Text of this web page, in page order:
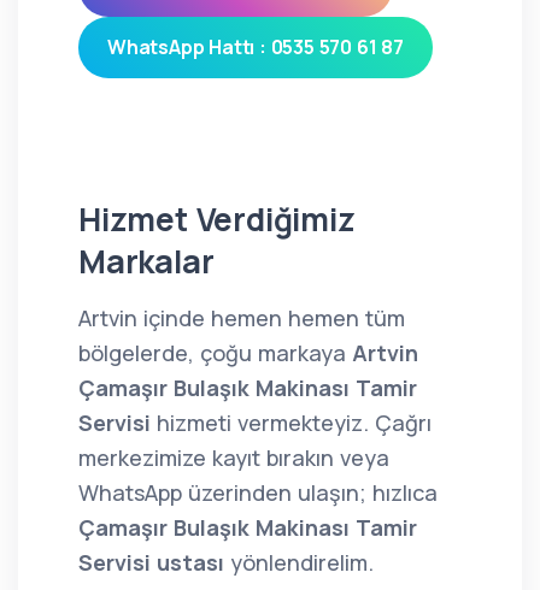
WhatsApp Hattı : 0535 570 61 87
Hizmet Verdiğimiz
Markalar
Artvin içinde hemen hemen tüm
bölgelerde, çoğu markaya Artvin
Çamaşır Bulaşık Makinası Tamir
Servisi hizmeti vermekteyiz. Çağrı
merkezimize kayıt bırakın veya
WhatsApp üzerinden ulaşın; hızlıca
Çamaşır Bulaşık Makinası Tamir
Servisi ustası yönlendirelim.